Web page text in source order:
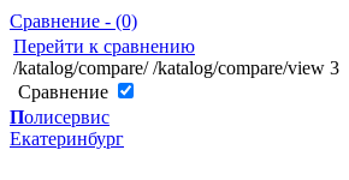
Сравнение - (0)
Перейти к сравнению
/katalog/compare/ /katalog/compare/view 3
Cравнение
Полисервис
Екатеринбург